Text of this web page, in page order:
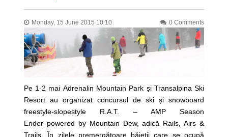
Monday, 15 June 2015 10:10 0 Comments
Pe 1-2 mai Adrenalin Mountain Park și Transalpina Ski
Resort au organizat concursul de ski și snowboard
freestyle-slopestyle R.A.T. – AMP Season
Ender powered by Mountain Dew, adică Rails, Airs &
Trails. În zilele premergătoare băieții care se ocupă